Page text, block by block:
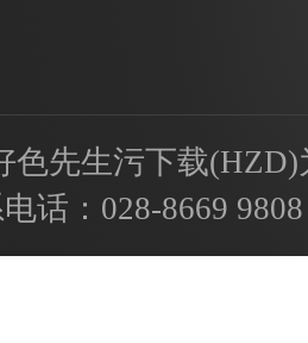
色先生污下载
话： 028-8669 9808